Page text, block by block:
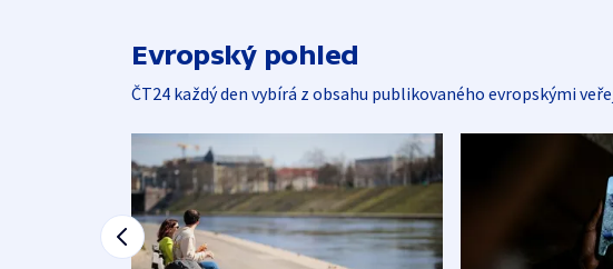
Evropský pohled
ČT24 každý den vybírá z obsahu publikovaného evropskými